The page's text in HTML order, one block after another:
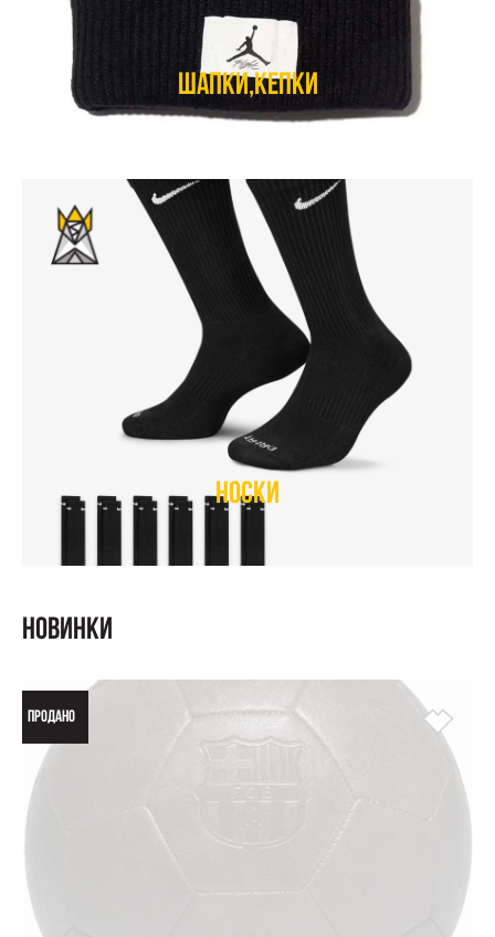
Шапки,кепки
Носки
Новинки
ПРОДАНО